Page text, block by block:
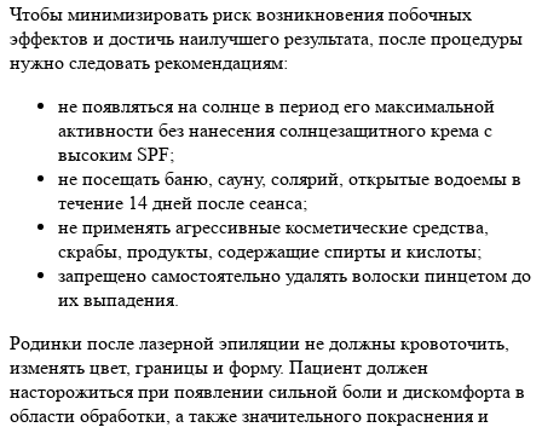
Чтобы минимизировать риск возникновения побочных
эффектов и достичь наилучшего результата, после процедуры
нужно следовать рекомендациям:
не появляться на солнце в период его максимальной
активности без нанесения солнцезащитного крема с
высоким SPF;
не посещать баню, сауну, солярий, открытые водоемы в
течение 14 дней после сеанса;
не применять агрессивные косметические средства,
скрабы, продукты, содержащие спирты и кислоты;
запрещено самостоятельно удалять волоски пинцетом до
их выпадения.
Родинки после лазерной эпиляции не должны кровоточить,
изменять цвет, границы и форму. Пациент должен
насторожиться при появлении сильной боли и дискомфорта в
области обработки, а также значительного покраснения и